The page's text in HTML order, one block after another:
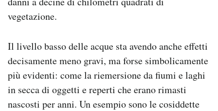
vegetazione.
Il livello basso delle acque sta avendo anche effetti
decisamente meno gravi, ma forse simbolicamente
più evidenti: come la riemersione da fiumi e laghi
in secca di oggetti e reperti che erano rimasti
nascosti per anni. Un esempio sono le cosiddette